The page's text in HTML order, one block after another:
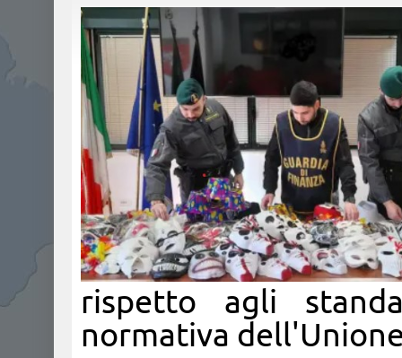
rispetto agli
normativa